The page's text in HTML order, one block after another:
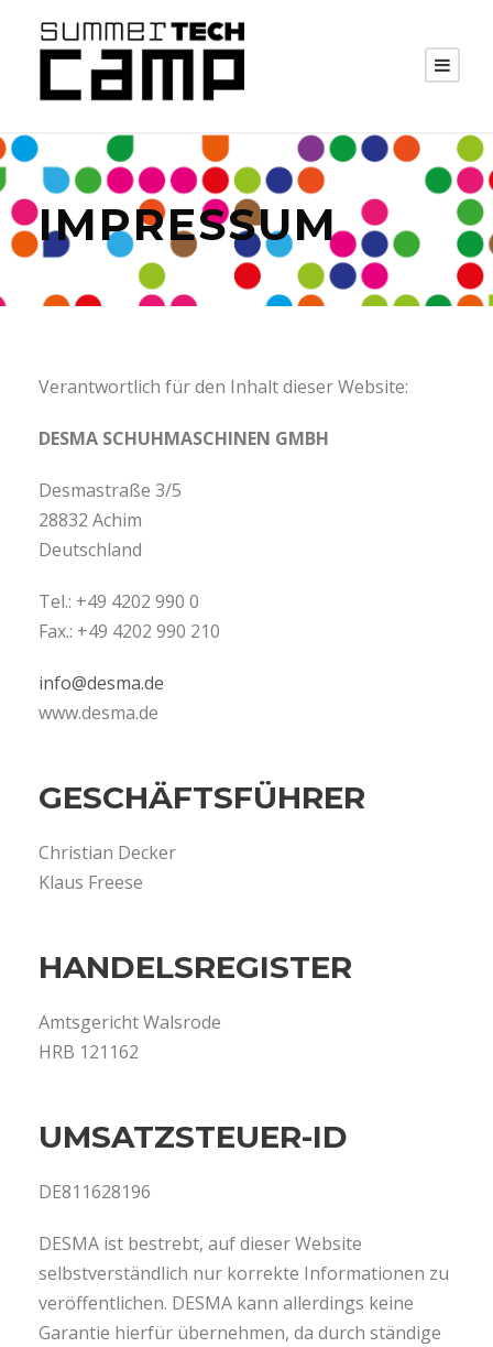
IMPRESSUM
Verantwortlich für den Inhalt dieser Website:
DESMA SCHUHMASCHINEN GMBH
Desmastraße 3/5
28832 Achim
Deutschland
Tel.: +49 4202 990 0
Fax.: +49 4202 990 210
info@desma.de
www.desma.de
GESCHÄFTSFÜHRER
Christian Decker
Klaus Freese
HANDELSREGISTER
Amtsgericht Walsrode
HRB 121162
UMSATZSTEUER-ID
DE811628196
DESMA ist bestrebt, auf dieser Website
selbstverständlich nur korrekte Informationen zu
veröffentlichen. DESMA kann allerdings keine
Garantie hierfür übernehmen, da durch ständige